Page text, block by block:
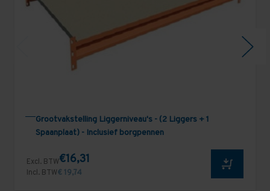
Grootvakstelling Liggerniveau's - (2 Liggers + 1
Spaanplaat) - Inclusief borgpennen
Excl. BTW€16,31
Incl. BTW€ 19,74